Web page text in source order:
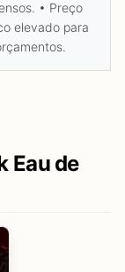
• Preço
elevado para
Eau de